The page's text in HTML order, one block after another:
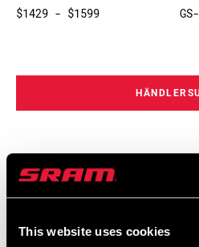
This website uses cookies
Fahrgefühl. Das Schalten unter Last
problemlose Schaltvorgänge
Kurbelgarnitur ist kompatibel mit
Transmission Kette hat ein X0-
und Verschleißfestigkeit. Mit
MTBs zugelassen. Der AXS Pod
and Fire“-Design mit zwei Knöpfen
Bedienelemente.
$1429 - $1599
EIGENSCHAFTEN
X0 Eagle Transmission Schaltwerk